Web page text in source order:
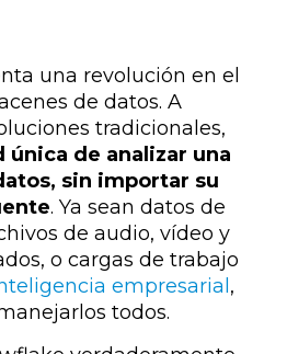
una revolución en el
de datos. A
tradicionales,
única de analizar una
sin importar su
. Ya sean datos de
de audio, vídeo y
o cargas de trabajo
empresarial ,
todos.